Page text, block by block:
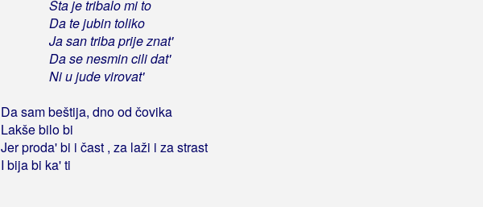
Šta je tribalo mi to
Da te jubin toliko
Ja san triba prije znat'
Da se nesmin cili dat'
Ni u jude virovat'
Da sam beštija, dno od čovika
Lakše bilo bi
Jer proda' bi i čast , za laži i za strast
I bija bi ka' ti